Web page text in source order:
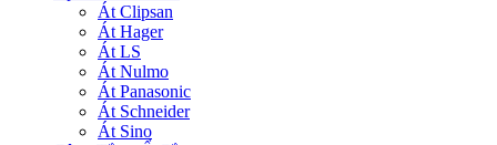
Át Clipsan
Át Hager
Át LS
Át Nulmo
Át Panasonic
Át Schneider
Át Sino